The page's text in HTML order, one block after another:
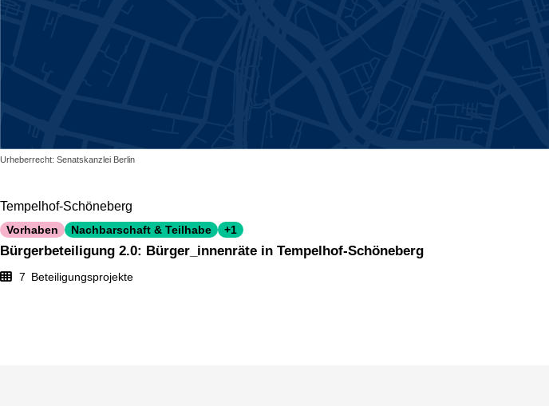
Urheberrecht: Senatskanzlei Berlin
Tempelhof-Schöneberg
Vorhaben Nachbarschaft & Teilhabe +1
Bürgerbeteiligung 2.0: Bürger_innenräte in Tempelhof-Schöneberg
7 Beteiligungsprojekte